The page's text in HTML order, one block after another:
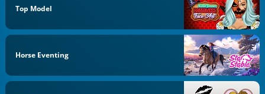
Top Model
Horse Eventing